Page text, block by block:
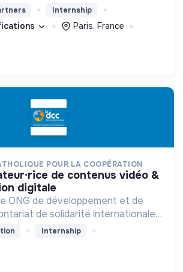
Internship
Paris, France
POUR LA COOPÉRATION
digitale
ONG de développement et de
de solidarité internationale
envoie chaque année près de 500
50 pays.
Internship